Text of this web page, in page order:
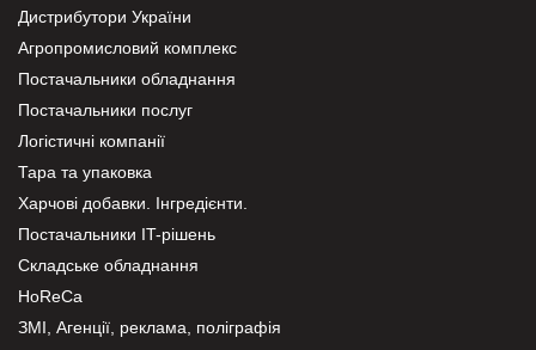
Дистрибутори України
Агропромисловий комплекс
Постачальники обладнання
Постачальники послуг
Логістичні компанії
Тара та упаковка
Харчові добавки. Інгредієнти.
Постачальники IT-рішень
Складське обладнання
HoReCa
ЗМІ, Агенції, реклама, поліграфія